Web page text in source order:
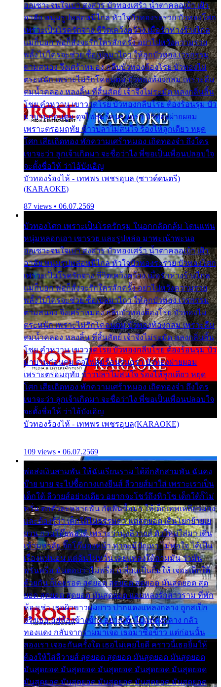
ออเซาะจนใจเบา สงสาร บัวทองเศร้า น้ำตาคลอเบ้า เฝ้า
อาลัย หนุ่มรูปหล่อหนีไกล หัวใจบัวทองระรวย บัวทองโศก
เพราะเป็นโรครักจาง ชีวิตเคว้งคว้าง เมื่อรักห่างร้างไกล
แม่ก็บอก พ่อก็สั่งจะรักใครสักครั้ง อย่าไปหวังความรวย
พลั้งไปใครจะช่วย ซื้อเปลมาไกว ให้ลูกบัวทอง เวรกรรม
ตามสนอง จึงเศร้าหมอง กลีบบัวทองต้องโรย บัวทองไม่
ตระหนัก เพราะไม่รักโคลนตม บัวทองท้องกลม เพราะลืม
ตมน้ำคลอง หลงลิ้น ที่สิ้นสัตย์ เจ้าจึงไม่ระมัด หลงกลิ่นลิ้น
โชย คำหวาน เขาวาดโรย บัวทองกลีบโรย ต้องร้อนรุม บัว
มาบานก่อนตูม ดุจไฟสุมร้อนรุมอุรา บัวทองผ่ายผอม
เพราะตรอมฤทัย ข้าวปลาไม่สนใจ ร้องไห้ลูกเดียว หยุด
โศก เสียเถิดทอง พักความเศร้าหมอง เถิดทองจ๋า ถึงใคร
เขาจะว่า ลูกเจ้าเกิดมา จะชื่อว่าไง พี่ขอเป็นเพื่อนปลอบใจ
จะตั้งชื่อให้ ว่าไอ้บังเอิญ
บัวทองร้องไห้ - เทพพร เพชรอุบล (ซาวด์ดนตรี)
(KARAOKE)
87 views • 06.07.2569
บัวทองโศก เพราะเป็นโรครักรุม ในอกกลัดกลุ้ม โดนแฟน
หนุ่มหลอกเอา เขารวย และรูปหล่อ มาพะเน้าพะนอ
ออเซาะจนใจเบา สงสาร บัวทองเศร้า น้ำตาคลอเบ้า เฝ้า
อาลัย หนุ่มรูปหล่อหนีไกล หัวใจบัวทองระรวย บัวทองโศก
เพราะเป็นโรครักจาง ชีวิตเคว้งคว้าง เมื่อรักห่างร้างไกล
แม่ก็บอก พ่อก็สั่งจะรักใครสักครั้ง อย่าไปหวังความรวย
พลั้งไปใครจะช่วย ซื้อเปลมาไกว ให้ลูกบัวทอง เวรกรรม
ตามสนอง จึงเศร้าหมอง กลีบบัวทองต้องโรย บัวทองไม่
ตระหนัก เพราะไม่รักโคลนตม บัวทองท้องกลม เพราะลืม
ตมน้ำคลอง หลงลิ้น ที่สิ้นสัตย์ เจ้าจึงไม่ระมัด หลงกลิ่นลิ้น
โชย คำหวาน เขาวาดโรย บัวทองกลีบโรย ต้องร้อนรุม บัว
มาบานก่อนตูม ดุจไฟสุมร้อนรุมอุรา บัวทองผ่ายผอม
เพราะตรอมฤทัย ข้าวปลาไม่สนใจ ร้องไห้ลูกเดียว หยุด
โศก เสียเถิดทอง พักความเศร้าหมอง เถิดทองจ๋า ถึงใคร
เขาจะว่า ลูกเจ้าเกิดมา จะชื่อว่าไง พี่ขอเป็นเพื่อนปลอบใจ
จะตั้งชื่อให้ ว่าไอ้บังเอิญ
บัวทองร้องไห้ - เทพพร เพชรอุบล(KARAOKE)
109 views • 06.07.2569
พ่อส่งเงินสามพัน ให้ฉันเรียนราม ได้อีกสักสามพัน ฉันคง
บ๊าย บาย จะไปซื้อกางเกงยีนส์ ลีวายส์มาใส่ เพราะเราเป็น
เด็กใต้ ลีวายส์อย่างเดียว อยากจะโชว์ถึงหิวโซ เด็กใต้ก็ไม่
หวั่น ตกตัวละหลายพัน กัดฟันซื้อมา ให้เด็กเทพเหลียวมอง
และต้องรู้ว่า เด็กใต้ไม่ธรรมดา แต่สุดยอด เดินโยกย้ายเย
ยวน กวนโอ๊ยพอได้ เพราะว่านุ่งลีวายส์ ตัวใหม่ใส่มา เดิน
เข้ามหาลัย จิ๊กโก๊มองหน้า ท่าจะมีปัญหา ไม่พอใจ ได้เป็น
เรื่องแน่นอน แต่ฉันไม่หวั่น เลยแหลงใต้ถามมัน ว่ามัน
พรั่นพรือ มันตอบว่าไม่พรื่อ เปลี่ยนเป็นยิ้มให้ เจอะเด็กใต้
ด้วยกัน ก็เลยรอด สุดยอด สุดยอด สุดยอด มันสุดยอด สุด
ยอด สุดยอด สุดยอด มันสุดยอด แอบหลงรักสาวราม ที่พัก
ห้องเช่า เธอผิวขาวผมยาว ปากแดงแหลงกลาง ถูกสเป็ก
จริงเธอ อยู่ห้องข้างข้าง อยากเข้าไปแหลงกลาง กลัว
ทองแดง กลับจากรามมาเจอ เธอมาซื้อข้าว แต่ก่อนนั้น
สองเรา เจอะกันครั้งใด เธอไม่เคยไยดี คราวนี้เธอยิ้มให้
ต้องให้ใส่ลีวายส์ สุดยอด สุดยอด มันสุดยอด มันสุดยอด
มันสุดยอด มันสุดยอด มันสุดยอด มันสุดยอด มันสุดยอด
มันสุดยอด มันสุดยอด มันสุดยอด มันสุดยอด มันสุดยอด